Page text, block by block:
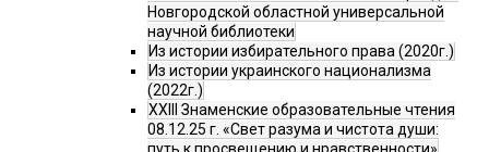
Новгородской областной универсальной
научной библиотеки
Из истории избирательного права (2020г.)
Из истории украинского национализма
(2022г.)
XXIII Знаменские образовательные чтения
08.12.25 г. «Свет разума и чистота души: